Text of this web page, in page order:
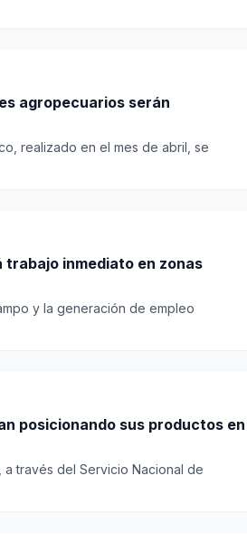
agropecuarios serán
realizado en el mes de abril, se
trabajo inmediato en zonas
y la generación de empleo
posicionando sus productos en
a través del Servicio Nacional de